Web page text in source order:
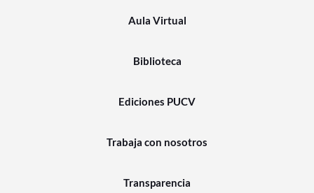
Aula Virtual
Biblioteca
Ediciones PUCV
Trabaja con nosotros
Transparencia